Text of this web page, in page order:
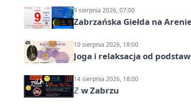
9 sierpnia 2026, 07:00
Zabrzańska Giełda na
10 sierpnia 2026, 18:00
Joga i relaksacja od
14 sierpnia 2026, 18:00
ℤ w Zabrzu